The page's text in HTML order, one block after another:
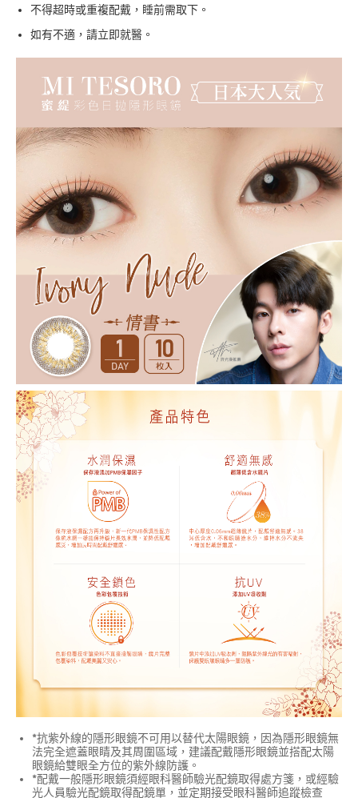
不得超時或重複配戴，睡前需取下。
如有不適，請立即就醫。
*抗紫外線的隱形眼鏡不可用以替代太陽眼鏡，因為隱形眼鏡無
法完全遮蓋眼睛及其周圍區域，建議配戴隱形眼鏡並搭配太陽
眼鏡給雙眼全方位的紫外線防護。
*配戴一般隱形眼鏡須經眼科醫師驗光配鏡取得處方箋，或經驗
光人員驗光配鏡取得配鏡單，並定期接受眼科醫師追蹤檢查